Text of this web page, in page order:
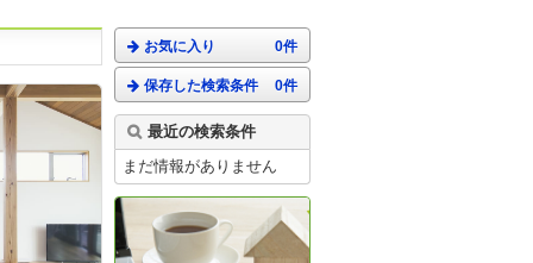
お気に入り 0件
保存した検索条件 0件
最近の検索条件
まだ情報がありません